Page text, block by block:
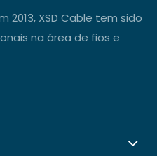
2013, XSD Cable tem sido
na área de fios e